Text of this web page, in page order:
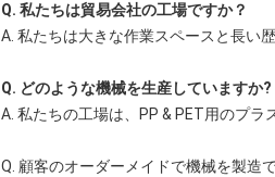
Q. 私たちは貿易会社の工場ですか？
A. 私たちは大きな作業スペースと長い
Q. どのような機械を生産していますか?
A. 私たちの工場は、PP & PET用のプ
Q. 顧客のオーダーメイドで機械を製造